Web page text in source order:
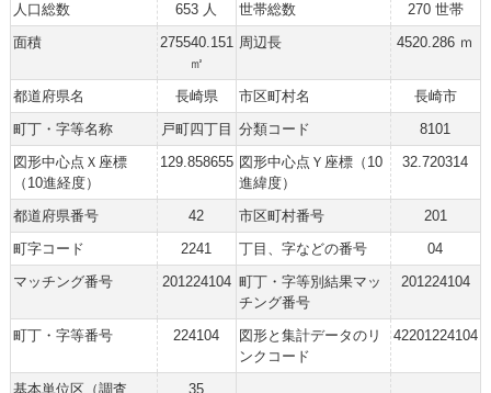
人口総数
653 人 世帯総数
270 世帯
面積
275540.151
㎡
周辺長 4520.286 ｍ
都道府県名 長崎県 市区町村名
長崎市
町丁・字等名称
戸町四丁目 分類コード
8101
図形中心点Ｘ座標
（10進経度）
129.858655 図形中心点Ｙ座標（10
進緯度）
32.720314
都道府県番号 42 市区町村番号
201
町字コード
2241 丁目、字などの番号
04
マッチング番号
201224104 町丁・字等別結果マッ
チング番号
201224104
町丁・字等番号 224104
図形と集計データのリ
ンクコード
42201224104
基本単位区（調査
35